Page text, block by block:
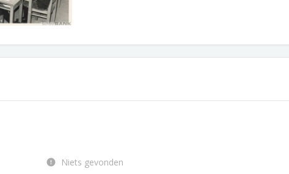
Niets gevonden